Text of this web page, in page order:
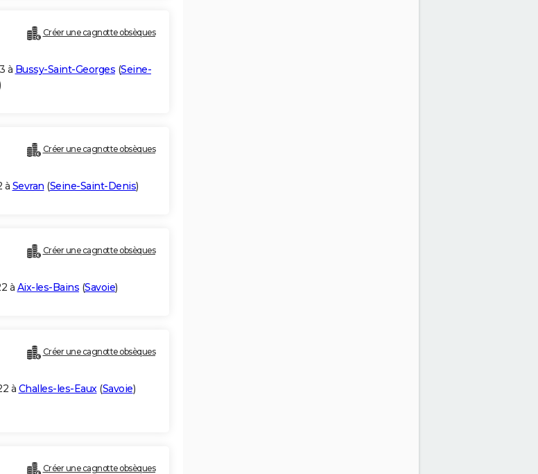
Créer une cagnotte obsèques
à Bussy-Saint-Georges (Seine-
Créer une cagnotte obsèques
à Sevran (Seine-Saint-Denis)
Créer une cagnotte obsèques
à Aix-les-Bains (Savoie)
Créer une cagnotte obsèques
à Challes-les-Eaux(Savoie)
Créer une cagnotte obsèques